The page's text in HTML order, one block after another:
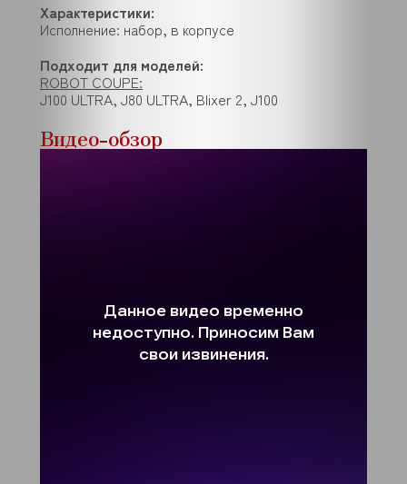
Характеристики:
Исполнение: набор, в корпусе
Подходит для моделей:
ROBOT COUPE:
J100 ULTRA, J80 ULTRA, Blixer 2, J100
Видео-обзор